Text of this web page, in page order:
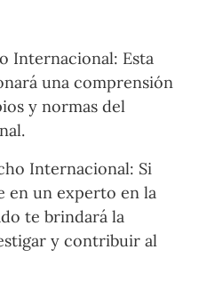
Internacional: Esta
una comprensión
y normas del
Internacional: Si
en un experto en la
te brindará la
y contribuir al